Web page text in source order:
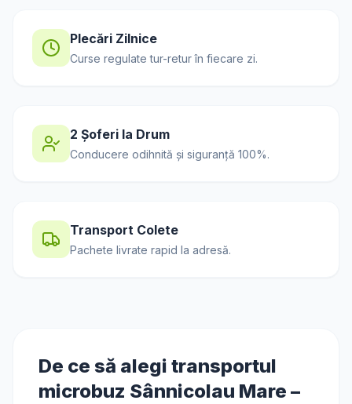
Plecări Zilnice
Curse regulate tur-retur în fiecare zi.
2 Șoferi la Drum
Conducere odihnită și siguranță 100%.
Transport Colete
Pachete livrate rapid la adresă.
De ce să alegi transportul
microbuz Sânnicolau Mare –